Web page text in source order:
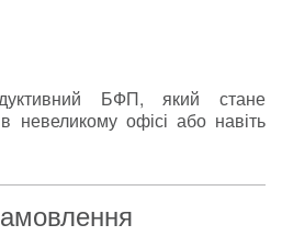
БФП, який стане
невеликому офісі або навіть